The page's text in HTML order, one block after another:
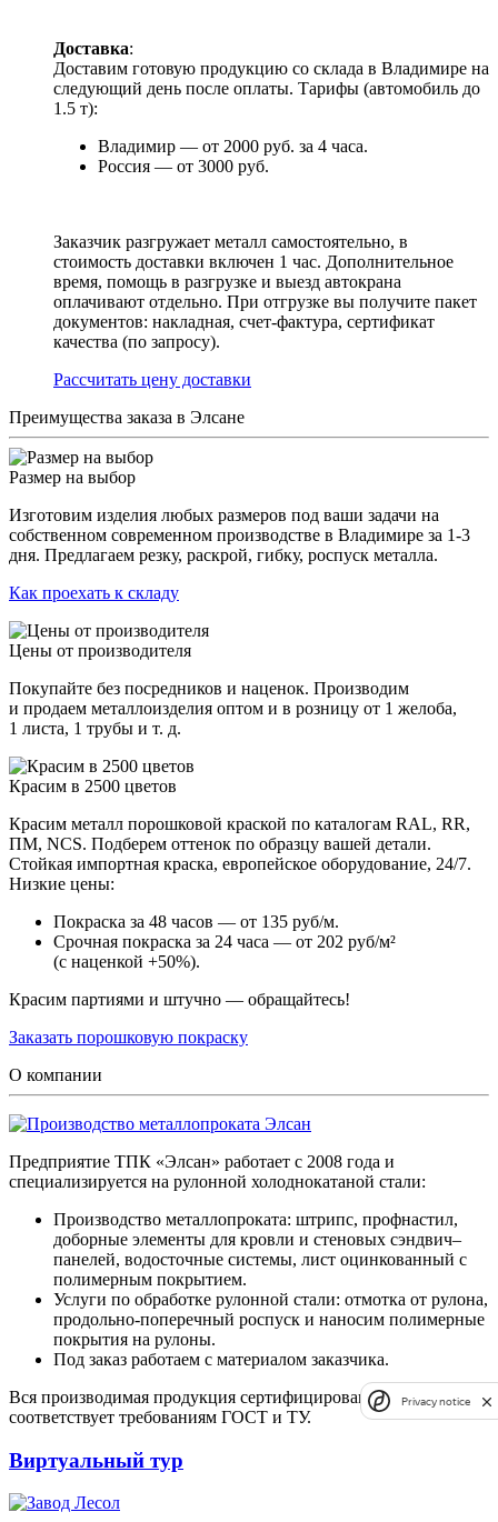
Доставка:
Доставим готовую продукцию со склада в Владимире на
следующий день после оплаты. Тарифы (автомобиль до
1.5 т):
Владимир — от 2000 руб. за 4 часа.
Россия — от 3000 руб.
Заказчик разгружает металл самостоятельно, в
стоимость доставки включен 1 час. Дополнительное
время, помощь в разгрузке и выезд автокрана
оплачивают отдельно. При отгрузке вы получите пакет
документов: накладная, счет-фактура, сертификат
качества (по запросу).
Раcсчитать цену доставки
Преимущества заказа в Элсане
Размер на выбор
Изготовим изделия любых размеров под ваши задачи на
собственном современном производстве в Владимире за 1-3
дня. Предлагаем резку, раскрой, гибку, роспуск металла.
Как проехать к складу
Цены от производителя
Покупайте без посредников и наценок. Производим
и продаем металлоизделия оптом и в розницу от 1 желоба,
1 листа, 1 трубы и т. д.
Красим в 2500 цветов
Красим металл порошковой краской по каталогам RAL, RR,
ПМ, NCS. Подберем оттенок по образцу вашей детали.
Стойкая импортная краска, европейское оборудование, 24/7.
Низкие цены:
Покраска за 48 часов — от 135 руб/м.
Срочная покраска за 24 часа — от 202 руб/м²
(с наценкой +50%).
Красим партиями и штучно — обращайтесь!
Заказать порошковую покраску
О компании
Предприятие ТПК «Элсан» работает с 2008 года и
специализируется на рулонной холоднокатаной стали:
Производство металлопроката: штрипс, профнастил,
доборные элементы для кровли и стеновых сэндвич–
панелей, водосточные системы, лист оцинкованный с
полимерным покрытием.
Услуги по обработке рулонной стали: отмотка от рулона,
продольно-поперечный роспуск и наносим полимерные
покрытия на рулоны.
Под заказ работаем с материалом заказчика.
Вся производимая продукция сертифицирована и
соответствует требованиям ГОСТ и ТУ.
Виртуальный тур
Privacy notice